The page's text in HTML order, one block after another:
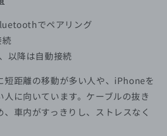
でペアリング
以降は自動接続
短距離の移動が多い人や、iPhoneを
に向いています。ケーブルの抜き
車内がすっきりし、ストレスなく